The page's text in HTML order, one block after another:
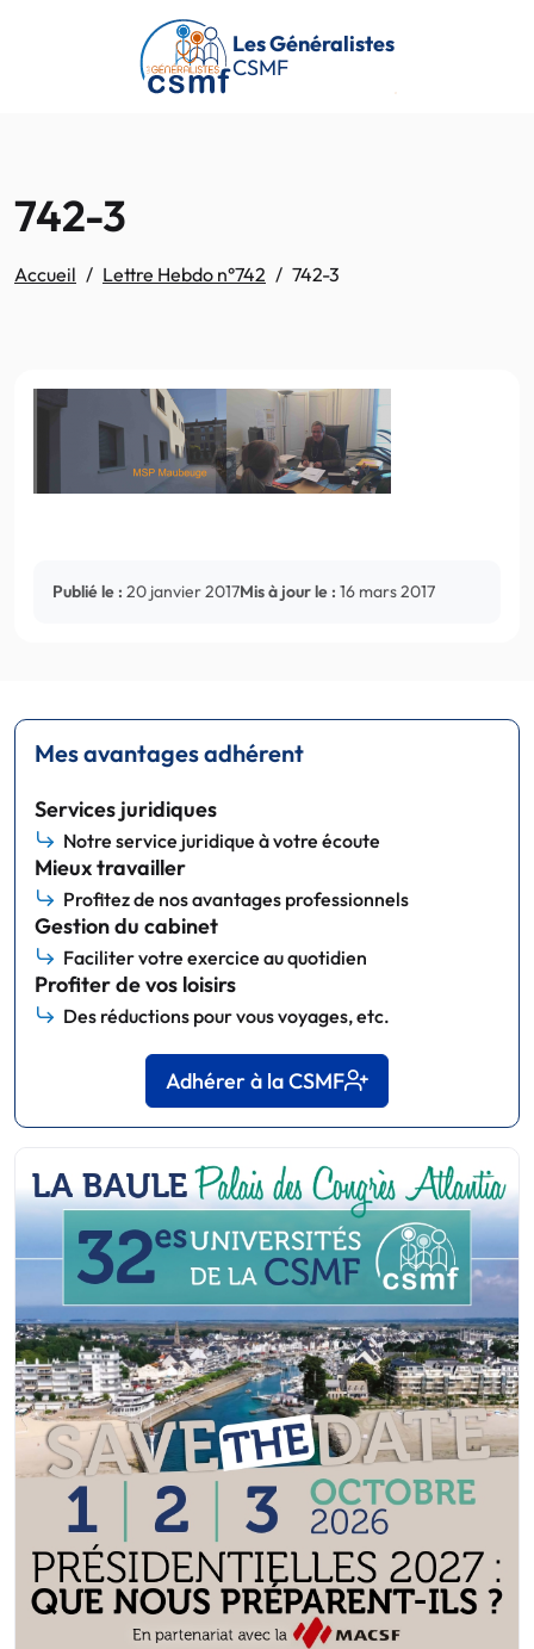
Passer au contenu principal
Les Généralistes
CSMF
742-3
Accueil Lettre Hebdo n°742 742-3
Publié le : 20 janvier 2017Mis à jour le : 16 mars 2017
Mes avantages adhérent
Services juridiques
Notre service juridique à votre écoute
Mieux travailler
Profitez de nos avantages professionnels
Gestion du cabinet
Faciliter votre exercice au quotidien
Profiter de vos loisirs
Des réductions pour vous voyages, etc.
Adhérer à la CSMF